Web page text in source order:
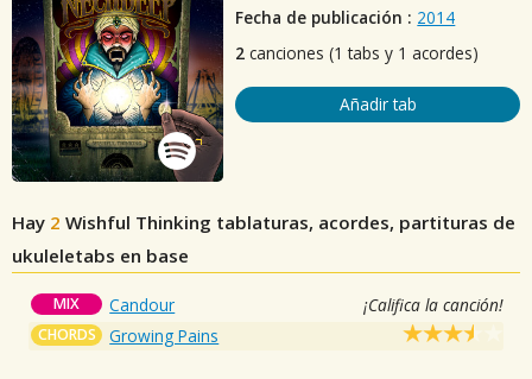
Fecha de publicación : 2014
2 canciones (1 tabs y 1 acordes)
Añadir tab
Hay 2 Wishful Thinking tablaturas, acordes, partituras de
ukuleletabs en base
MIX Candour ¡Califica la canción!
CHORDS Growing Pains